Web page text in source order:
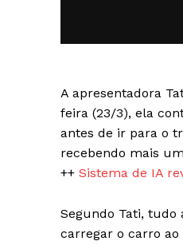
A apresentadora
feira (23/3), ela
antes de ir para o
recebendo mais
++ Sistema de IA
Segundo Tati, tudo
carregar o carro ao